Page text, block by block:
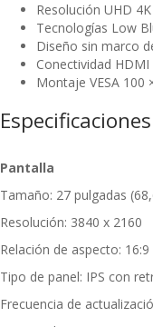
Resolución UHD
Tecnologías Low
Diseño sin marco
Conectividad
Montaje VESA 100
Especificaciones
Pantalla
Tamaño: 27 pulgadas
Resolución: 3840 x 2160
Relación de aspecto: 16:9
Tipo de panel: IPS con
Frecuencia de